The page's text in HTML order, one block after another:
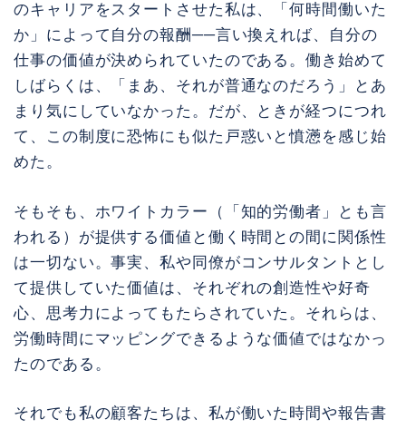
のキャリアをスタートさせた私は、「何時間働いた
か」によって自分の報酬──言い換えれば、自分の
仕事の価値が決められていたのである。働き始めて
しばらくは、「まあ、それが普通なのだろう」とあ
まり気にしていなかった。だが、ときが経つにつれ
て、この制度に恐怖にも似た戸惑いと憤懣を感じ始
めた。
そもそも、ホワイトカラー（「知的労働者」とも言
われる）が提供する価値と働く時間との間に関係性
は一切ない。事実、私や同僚がコンサルタントとし
て提供していた価値は、それぞれの創造性や好奇
心、思考力によってもたらされていた。それらは、
労働時間にマッピングできるような価値ではなかっ
たのである。
それでも私の顧客たちは、私が働いた時間や報告書